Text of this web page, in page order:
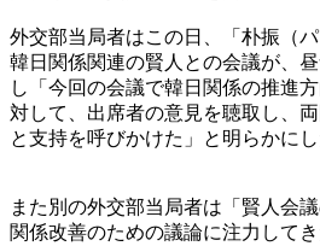
外交部当局者はこの日、「朴振（
韓日関係関連の賢人との会議が、
し「今回の会議で韓日関係の推進
対して、出席者の意見を聴取し、
と支持を呼びかけた」と明らかにし
また別の外交部当局者は「賢人会
関係改善のための議論に注力して